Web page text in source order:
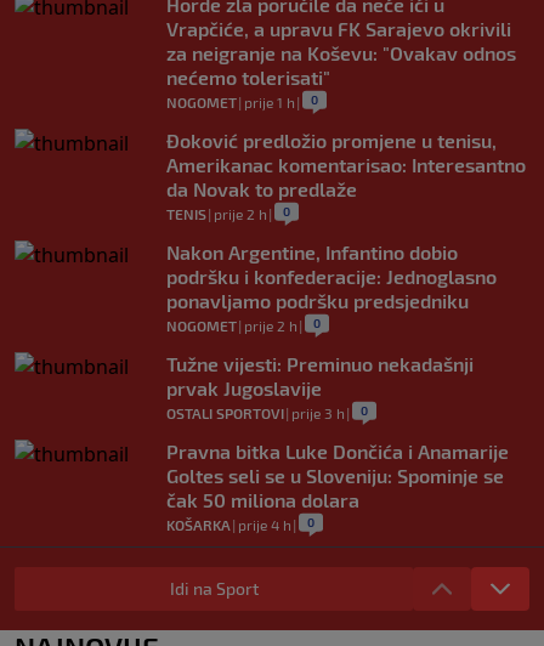
Vrapčiće, a upravu FK Sarajevo okrivili
za neigranje na Koševu: "Ovakav odnos
nećemo tolerisati"
NOGOMET| prije 1 h | 0
Đoković predložio promjene u tenisu,
Amerikanac komentarisao: Interesantno
da Novak to predlaže
TENIS| prije 2 h | 0
Nakon Argentine, Infantino dobio
podršku i konfederacije: Jednoglasno
ponavljamo podršku predsjedniku
NOGOMET| prije 2 h | 0
Tužne vijesti: Preminuo nekadašnji
prvak Jugoslavije
OSTALI SPORTOVI| prije 3 h | 0
Pravna bitka Luke Dončića i Anamarije
Goltes seli se u Sloveniju: Spominje se
čak 50 miliona dolara
KOŠARKA | prije 4 h | 0
Danas počinje nova sezona šampionata
BiH: Željezničar protiv novajlije na
0
Idi na Sport